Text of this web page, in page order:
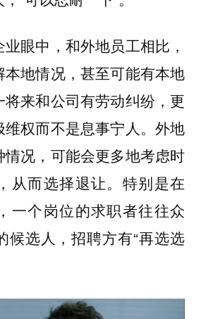
眼中，和外地员工相比，
地情况，甚至可能有本地
将来和公司有劳动纠纷，更
权而不是息事宁人。外地
况，可能会更多地考虑时
从而选择退让。特别是在
一个岗位的求职者往往众
候选人，招聘方有“再选选